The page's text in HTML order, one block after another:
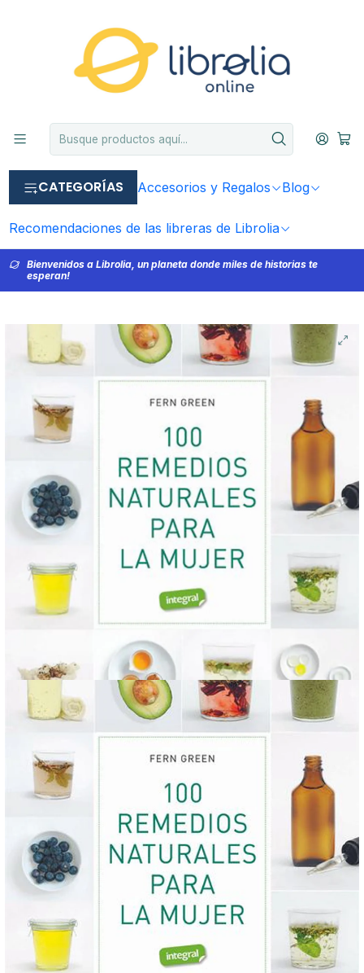
CATEGORÍAS Accesorios y Regalos Blog
Recomendaciones de las libreras de Librolia
Bienvenidos a Librolia, un planeta donde miles de historias te
esperan!